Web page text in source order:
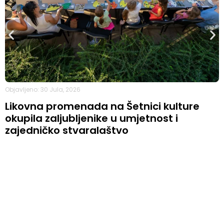
Objavljeno: 30 Jula, 2026
Likovna promenada na Šetnici kulture
okupila zaljubljenike u umjetnost i
zajedničko stvaralaštvo